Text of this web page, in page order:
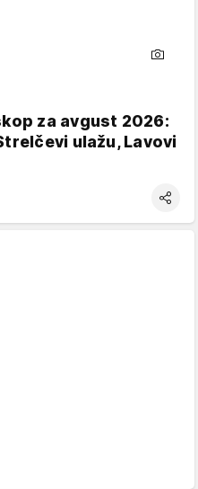
za avgust 2026:
ulažu, Lavovi